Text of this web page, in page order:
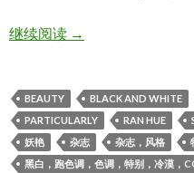
继续阅读KATIE CHONG 杂志
→
BEAUTY BLACK AND WHITE
PARTICULARLY
RAN HUE
妖艳
杂志 杂志，风格
黑白，跑色调，色调，特别，冷漠，